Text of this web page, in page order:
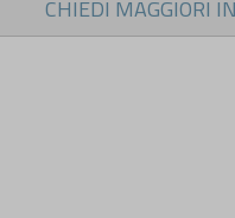
CHIEDI MAGGIORI